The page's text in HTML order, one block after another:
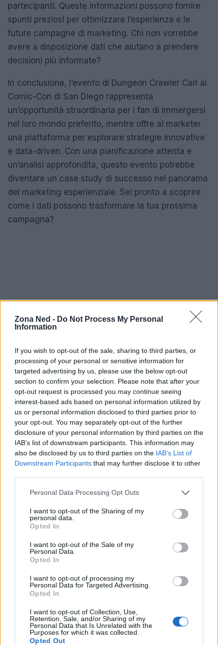
Zona Ned - Do Not Process My Personal
Information
If you wish to opt-out of the sale, sharing to third parties, or
processing of your personal or sensitive information for
targeted advertising by us, please use the below opt-out
section to confirm your selection. Please note that after your
opt-out request is processed you may continue seeing
interest-based ads based on personal information utilized by
us or personal information disclosed to third parties prior to
your opt-out. You may separately opt-out of the further
disclosure of your personal information by third parties on the
IAB’s list of downstream participants. This information may
also be disclosed by us to third parties on the IAB’s List of
Downstream Participants that may further disclose it to other
Please note that this website/app uses one or more Google
not limited to your visit or usage behaviour. You may click to
grant or deny consent to Google and its third-party tags to
use your data for below specified purposes in below Google
consent section.
Personal Data Processing Opt Outs
I want to opt-out of the Sharing of my
personal data.
Opted In
I want to opt-out of the Sale of my
Personal Data.
Opted In
I want to opt-out of processing my
Personal Data for Targeted Advertising.
Opted In
I want to opt-out of Collection, Use,
Retention, Sale, and/or Sharing of my
Personal Data that Is Unrelated with the
Purposes for which it was collected.
Opted Out
partecipanti. Queste informazioni possono fornire
spunti preziosi per ottimizzare l’esperienza e le
future campagne di marketing. Chi non vorrebbe
avere a disposizione dati che aiutano a prendere
decisioni più informate?
In conclusione, l’evento di Dungeon Crawler Carl al
Comic-Con di San Diego rappresenta
un’opportunità straordinaria per i fan di immergersi
nel loro mondo preferito, mentre offre ai marketer
una piattaforma per esplorare strategie innovative
e data-driven. Con una pianificazione attenta e
un’analisi approfondita, questo evento potrebbe
diventare un case study di successo nel panorama
del marketing esperienziale. Sei pronto a scoprire
come i dati possono trasformare la tua prossima
campagna?
AUTORE
Staff